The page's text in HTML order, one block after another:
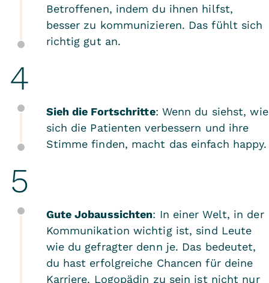
Betroffenen, indem du ihnen hilfst,
besser zu kommunizieren. Das fühlt sich
richtig gut an.
Sieh die Fortschritte: Wenn du siehst, wie
sich die Patienten verbessern und ihre
Stimme finden, macht das einfach happy.
Gute Jobaussichten: In einer Welt, in der
Kommunikation wichtig ist, sind Leute
wie du gefragter denn je. Das bedeutet,
du hast erfolgreiche Chancen für deine
Karriere. Logopädin zu sein ist nicht nur